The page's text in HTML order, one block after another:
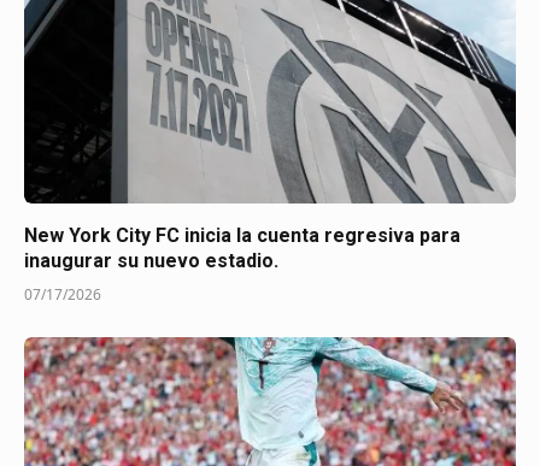
New York City FC inicia la cuenta regresiva para
inaugurar su nuevo estadio.
07/17/2026